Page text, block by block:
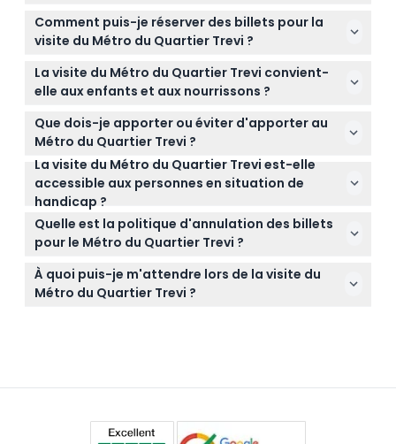
Le Métro du Quartier Trevi est ouvert du mardi au
vendredi de 11h00 à 17h30, et le samedi et
dimanche de 11h00 à 19h00. Il est fermé le lundi
(sous réserve de modifications — veuillez confirmer
au moment de la réservation).
Comment puis-je réserver des billets pour la
visite du Métro du Quartier Trevi ?
Vous pouvez réserver vos billets instantanément et
en toute sécurité en ligne directement sur ce site
et de vérifier la disponibilité lors du processus de
réservation.
La visite du Métro du Quartier Trevi convient-
elle aux enfants et aux nourrissons ?
Les enfants âgés de 0 à 5 ans sont gratuits mais
doivent être accompagnés d'un adulte payant, et
tous les visiteurs âgés de 0 à 17 ans doivent
présenter une carte d'identité. Veillez à inclure les
nourrissons et les enfants dans votre effectif total
lors de la réservation.
Que dois-je apporter ou éviter d'apporter au
Métro du Quartier Trevi ?
Évitez d'apporter de gros sacs ou bagages, des
animaux de compagnie, ainsi que tout objet
dangereux comme des bouteilles, des pétards ou
des lasers, car ils sont interdits à l'intérieur du site.
La visite du Métro du Quartier Trevi est-elle
accessible aux personnes en situation de
handicap ?
Malheureusement, le site n'est pas accessible en
fauteuil roulant, il peut donc ne pas convenir aux
visiteurs à mobilité réduite.
Quelle est la politique d'annulation des billets
pour le Métro du Quartier Trevi ?
Veuillez noter que tous les billets sont non
remboursables et ne peuvent en aucun cas être
À quoi puis-je m'attendre lors de la visite du
Métro du Quartier Trevi ?
environ 45 minutes.